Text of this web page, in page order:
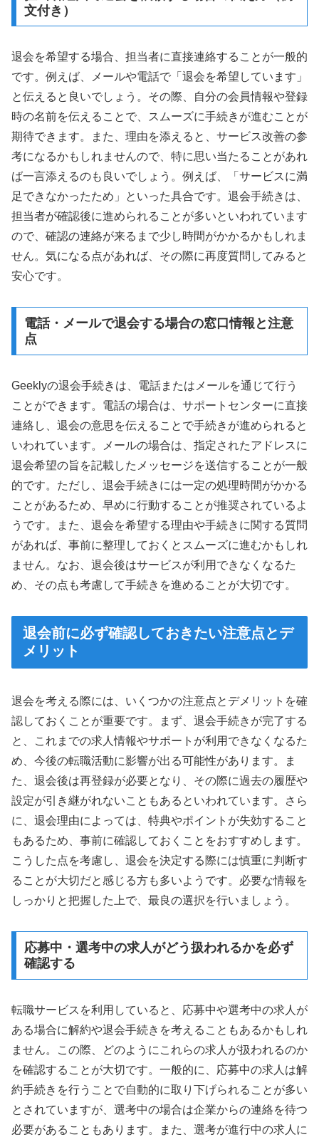
文付き）
退会を希望する場合、担当者に直接連絡することが一般的
です。例えば、メールや電話で「退会を希望しています」
と伝えると良いでしょう。その際、自分の会員情報や登録
時の名前を伝えることで、スムーズに手続きが進むことが
期待できます。また、理由を添えると、サービス改善の参
考になるかもしれませんので、特に思い当たることがあれ
ば一言添えるのも良いでしょう。例えば、「サービスに満
足できなかったため」といった具合です。退会手続きは、
担当者が確認後に進められることが多いといわれています
ので、確認の連絡が来るまで少し時間がかかるかもしれま
せん。気になる点があれば、その際に再度質問してみると
安心です。
電話・メールで退会する場合の窓口情報と注意
点
Geeklyの退会手続きは、電話またはメールを通じて行う
ことができます。電話の場合は、サポートセンターに直接
連絡し、退会の意思を伝えることで手続きが進められると
いわれています。メールの場合は、指定されたアドレスに
退会希望の旨を記載したメッセージを送信することが一般
的です。ただし、退会手続きには一定の処理時間がかかる
ことがあるため、早めに行動することが推奨されているよ
うです。また、退会を希望する理由や手続きに関する質問
があれば、事前に整理しておくとスムーズに進むかもしれ
ません。なお、退会後はサービスが利用できなくなるた
め、その点も考慮して手続きを進めることが大切です。
退会前に必ず確認しておきたい注意点とデ
メリット
退会を考える際には、いくつかの注意点とデメリットを確
認しておくことが重要です。まず、退会手続きが完了する
と、これまでの求人情報やサポートが利用できなくなるた
め、今後の転職活動に影響が出る可能性があります。ま
た、退会後は再登録が必要となり、その際に過去の履歴や
設定が引き継がれないこともあるといわれています。さら
に、退会理由によっては、特典やポイントが失効すること
もあるため、事前に確認しておくことをおすすめします。
こうした点を考慮し、退会を決定する際には慎重に判断す
ることが大切だと感じる方も多いようです。必要な情報を
しっかりと把握した上で、最良の選択を行いましょう。
応募中・選考中の求人がどう扱われるかを必ず
確認する
転職サービスを利用していると、応募中や選考中の求人が
ある場合に解約や退会手続きを考えることもあるかもしれ
ません。この際、どのようにこれらの求人が扱われるのか
を確認することが大切です。一般的に、応募中の求人は解
約手続きを行うことで自動的に取り下げられることが多い
とされていますが、選考中の場合は企業からの連絡を待つ
必要があることもあります。また、選考が進行中の求人に